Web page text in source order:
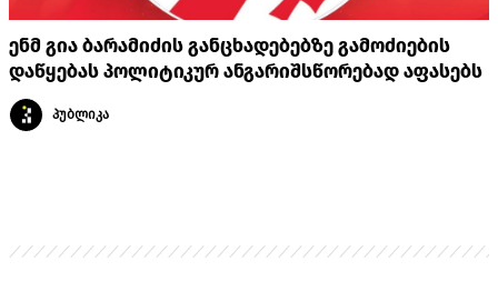
ენმ გია ბარამიძის განცხადებებზე გამოძიების
დაწყებას პოლიტიკურ ანგარიშსწორებად აფასებს
პუბლიკა